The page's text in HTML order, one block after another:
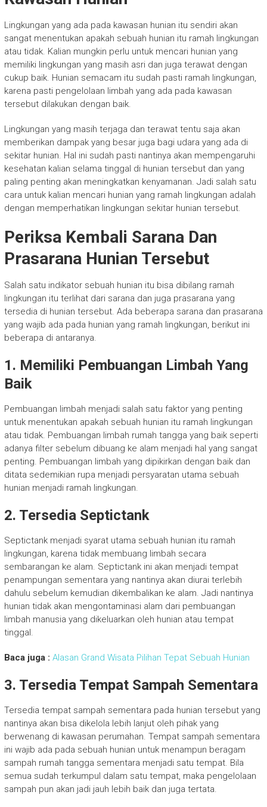
Lingkungan yang ada pada kawasan hunian itu sendiri akan
sangat menentukan apakah sebuah hunian itu ramah lingkungan
atau tidak. Kalian mungkin perlu untuk mencari hunian yang
memiliki lingkungan yang masih asri dan juga terawat dengan
cukup baik. Hunian semacam itu sudah pasti ramah lingkungan,
karena pasti pengelolaan limbah yang ada pada kawasan
tersebut dilakukan dengan baik.
Lingkungan yang masih terjaga dan terawat tentu saja akan
memberikan dampak yang besar juga bagi udara yang ada di
sekitar hunian. Hal ini sudah pasti nantinya akan mempengaruhi
kesehatan kalian selama tinggal di hunian tersebut dan yang
paling penting akan meningkatkan kenyamanan. Jadi salah satu
cara untuk kalian mencari hunian yang ramah lingkungan adalah
dengan memperhatikan lingkungan sekitar hunian tersebut.
Periksa Kembali Sarana Dan
Prasarana Hunian Tersebut
Salah satu indikator sebuah hunian itu bisa dibilang ramah
lingkungan itu terlihat dari sarana dan juga prasarana yang
tersedia di hunian tersebut. Ada beberapa sarana dan prasarana
yang wajib ada pada hunian yang ramah lingkungan, berikut ini
beberapa di antaranya.
1. Memiliki Pembuangan Limbah Yang
Baik
Pembuangan limbah menjadi salah satu faktor yang penting
untuk menentukan apakah sebuah hunian itu ramah lingkungan
atau tidak. Pembuangan limbah rumah tangga yang baik seperti
adanya filter sebelum dibuang ke alam menjadi hal yang sangat
penting. Pembuangan limbah yang dipikirkan dengan baik dan
ditata sedemikian rupa menjadi persyaratan utama sebuah
hunian menjadi ramah lingkungan.
2. Tersedia Septictank
Septictank menjadi syarat utama sebuah hunian itu ramah
lingkungan, karena tidak membuang limbah secara
sembarangan ke alam. Septictank ini akan menjadi tempat
penampungan sementara yang nantinya akan diurai terlebih
dahulu sebelum kemudian dikembalikan ke alam. Jadi nantinya
hunian tidak akan mengontaminasi alam dari pembuangan
limbah manusia yang dikeluarkan oleh hunian atau tempat
tinggal.
Baca juga : Alasan Grand Wisata Pilihan Tepat Sebuah Hunian
3. Tersedia Tempat Sampah Sementara
Tersedia tempat sampah sementara pada hunian tersebut yang
nantinya akan bisa dikelola lebih lanjut oleh pihak yang
berwenang di kawasan perumahan. Tempat sampah sementara
ini wajib ada pada sebuah hunian untuk menampun beragam
sampah rumah tangga sementara menjadi satu tempat. Bila
semua sudah terkumpul dalam satu tempat, maka pengelolaan
sampah pun akan jadi jauh lebih baik dan juga tertata.